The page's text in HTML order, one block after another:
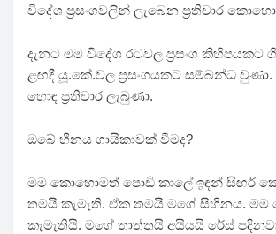
විදේශ ප්‍රසංගවලින් ලැබෙන ප්‍රතිචාර
දැනට මම විදේශ රටවල ප්‍රසංග කිහිපයකට
ළඟදී යූ.කේ.වල ප්‍රසංගයකට සම්බන්ධ
හොඳ ප්‍රතිචාර ලැබුණා.
ඔබේ හීනය ගායිකාවක් වීමද?
මම කොහොමත් පොඩි කාලේ ඉඳන් සිඟර්
තමයි කැමැති. ඒක තමයි මගේ සිහිනය. මම
කැමැතියි. මගේ තාත්තයි අයියයි රේස්